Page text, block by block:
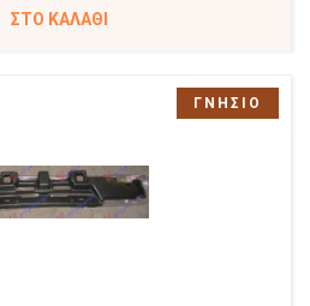
ΣΤΟ ΚΑΛΆΘΙ
ΓΝΗΣΙΟ